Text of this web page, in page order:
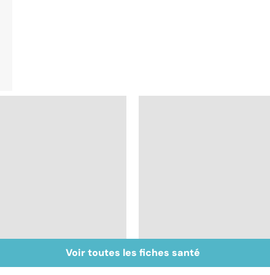
Femmes : comment
jouissez-vous ?
Bien vivre la
ménopause
Voir toutes les fiches santé